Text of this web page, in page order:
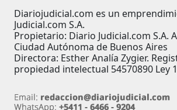
Diariojudicial.com es un
Judicial.com S.A.
Propietario: Diario Judicial.com S.A.
Ciudad Autónoma de Buenos Aires
Directora: Esther Analía Zygier.
propiedad intelectual 54570890 Ley